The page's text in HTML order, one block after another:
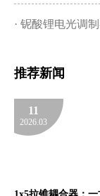
铌酸锂电光调制器工
推荐新闻
11
2026.03
1x5拉锥耦合器：